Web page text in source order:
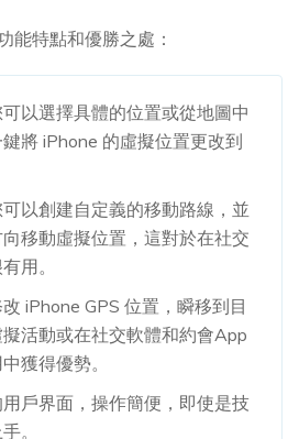
能特點和優勝之處：
以選擇具體的位置或從地圖中
將 iPhone 的虛擬位置更改到
以創建自定義的移動路線，並
移動虛擬位置，這對於在社交
用。
iPhone GPS 位置，瞬移到目
活動或在社交軟體和約會App
獲得優勢。
戶界面，操作簡便，即使是技
。